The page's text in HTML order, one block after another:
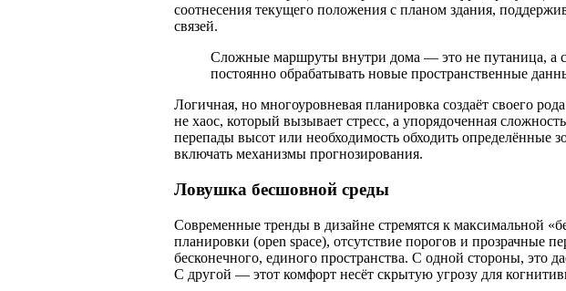
соотнесения текущего положения с планом здания,
связей.
Сложные маршруты внутри дома — это не путаница, а
постоянно обрабатывать новые пространственные
Логичная, но многоуровневая планировка создаёт своего
не хаос, который вызывает стресс, а упорядоченная
перепады высот или необходимость обходить определённые
включать механизмы прогнозирования.
Ловушка бесшовной среды
Современные тренды в дизайне стремятся к максимальной
планировки (open space), отсутствие порогов и прозрачные
бесконечного, единого пространства. С одной стороны, это
С другой — этот комфорт несёт скрытую угрозу для